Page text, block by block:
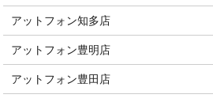
アットフォン知多店
アットフォン豊明店
アットフォン豊田店